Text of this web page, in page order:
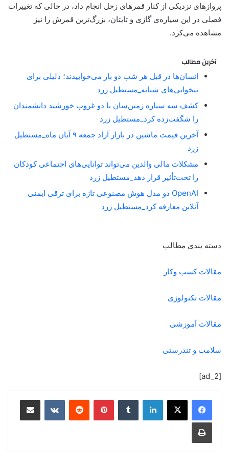
پروازهای نزدیکی از کنار قمرهای زحل انجام داد، در حالی که تغییرات
فصلی در این سیاره‌ی گازی و تایتان، بزرگ‌ترین قمرش را نیز
مشاهده می‌کرد.
آخرین مطالب
انسان‌ها در قبل هر شب دو بار می‌خوابیدند؛ دلیلی برای
بیخوابی‌های شبانه_مستطیل زرد
کشف سه سیاره زمین‌سان با دو غروب خورشید دانشمندان
را شگفت‌زده کرد_مستطیل زرد
آخرین قیمت ماشین در بازار آزاد جمعه ۹ آبان ماه_مستطیل
زرد
مشکلات مالی والدین می‌تواند توانایی‌های اجتماعی کودکان
را تحت‌تأثیر قرار دهد_مستطیل زرد
OpenAI دو مدل هوش مصنوعی تازه برای ترقی ایمنی
آنلاین معارفه کرد_مستطیل زرد
دسته بندی مطالب
مقالات کسب وکار
مقالات تکنولوژی
مقالات آموزشی
سلامت و تندرستی
[ad_2]